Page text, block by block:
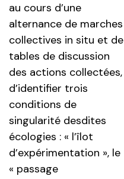
au cours d’une
alternance de marches
collectives in situ et de
tables de discussion
des actions collectées,
d’identifier trois
conditions de
singularité desdites
écologies : « l’îlot
d’expérimentation », le
« passage